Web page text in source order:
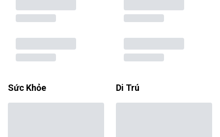
Sức Khỏe Di Trú